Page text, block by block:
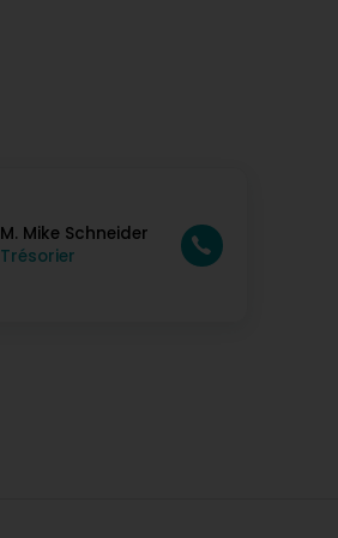
M. Mike Schneider
Trésorier